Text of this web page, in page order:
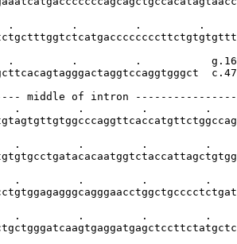
.         .         .         .
.         .         .
middle of intron
.         .         .         .
.         .         .         .
.         .         .         .
.         .         .         .